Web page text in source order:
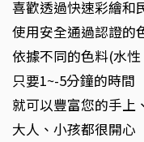
喜歡透過快速彩繪和
使用安全通過認證的
依據不同的色料(水
只要1~-5分鐘的時間
就可以豐富您的手上
大人、小孩都很開心